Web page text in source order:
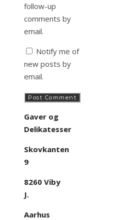
follow-up
comments by
email.
Notify me of
new posts by
email.
Gaver og
Delikatesser
Skovkanten
9
8260 Viby
J.
Aarhus